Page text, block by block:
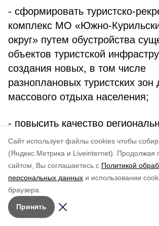
Cайт использует файлы cookies чтобы
(Яндекс.Метрика и Liveinternet).
Продолжая
сайтом, Вы соглашаетесь с Политикой
персональных данных и использовании
браузера.
Принять
- сформировать туристско-
комплекс МО «Южно-
округ» путем обустройства
объектов туристской
создания новых, в том числе
разноплановых туристских зон
массового отдыха населения;
- повысить качество
туристских услуг за счет
современных стандартов
туристских услуг на
туристской индустрии,
безопасности туристических
внедрения инновационных